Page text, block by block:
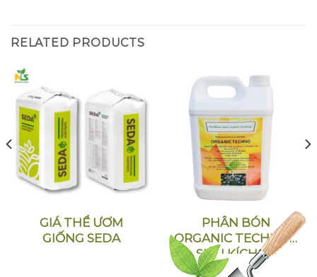
RELATED PRODUCTS
GIÁ THỂ ƯƠM
GIỐNG SEDA
PHÂN BÓN
ORGANIC TECHNO –
SIÊU KÍCH RỄ